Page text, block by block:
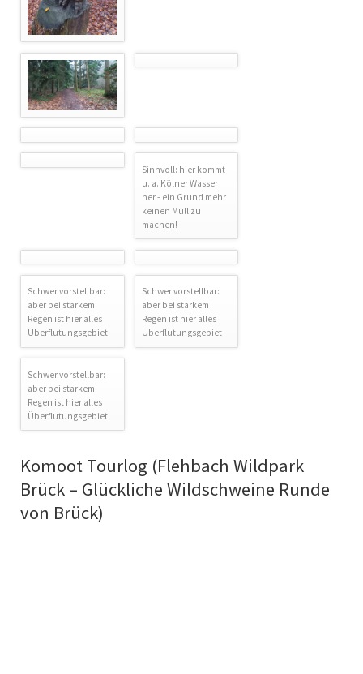
Sinnvoll: hier kommt
u. a. Kölner Wasser
her - ein Grund mehr
keinen Müll zu
machen!
Schwer vorstellbar:
aber bei starkem
Regen ist hier alles
Überflutungsgebiet
Schwer vorstellbar:
aber bei starkem
Regen ist hier alles
Überflutungsgebiet
Schwer vorstellbar:
aber bei starkem
Regen ist hier alles
Überflutungsgebiet
Komoot Tourlog (Flehbach Wildpark
Brück – Glückliche Wildschweine Runde
von Brück)